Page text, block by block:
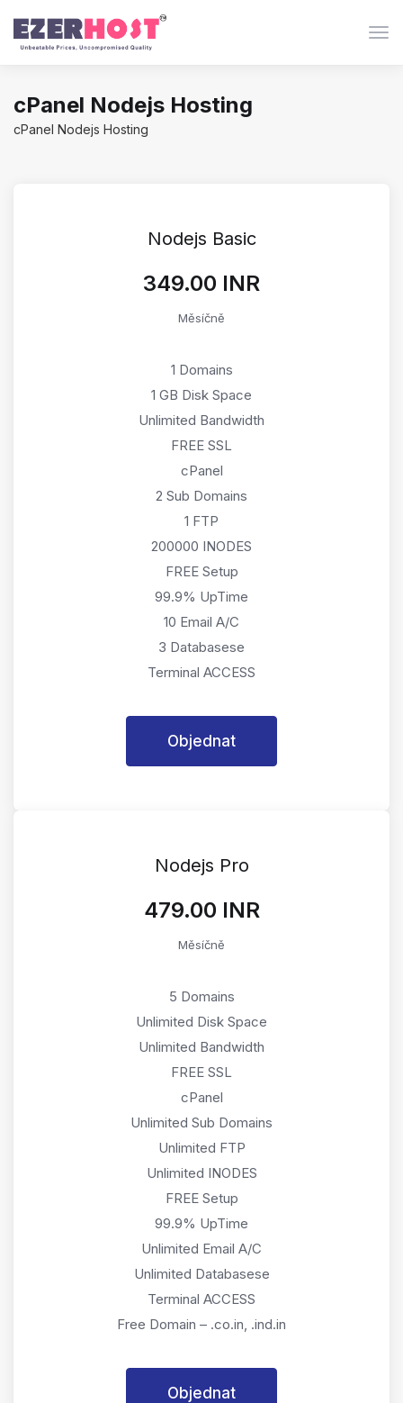
cPanel Nodejs Hosting
cPanel Nodejs Hosting
Nodejs Basic
₹349.00 INR
Měsíčně
1 Domains
1 GB Disk Space
Unlimited Bandwidth
FREE SSL
cPanel
2 Sub Domains
1 FTP
200000 INODES
FREE Setup
99.9% UpTime
10 Email A/C
3 Databasese
Terminal ACCESS
Objednat
Nodejs Pro
₹479.00 INR
Měsíčně
5 Domains
Unlimited Disk Space
Unlimited Bandwidth
FREE SSL
cPanel
Unlimited Sub Domains
Unlimited FTP
Unlimited INODES
FREE Setup
99.9% UpTime
Unlimited Email A/C
Unlimited Databasese
Terminal ACCESS
Free Domain – .co.in, .ind.in
Objednat